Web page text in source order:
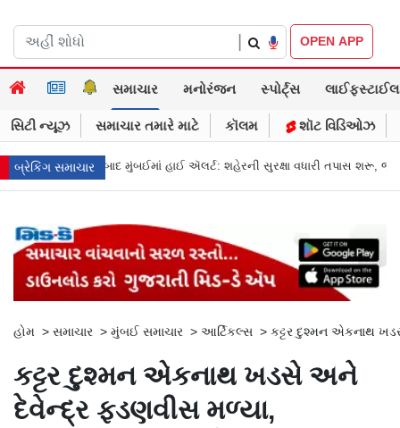
OPEN APP
સમાચાર મનોરંજન સ્પોર્ટ્સ લાઈફસ્ટાઈલ
સિટી ન્યૂઝ સમાચાર તમારે માટે કૉલમ શૉટ વિડિઓઝ
બ્રેકિંગ સમાચાર
ધમકી બાદ મુંબઈમાં હાઈ ઍલર્ટ: શહેરની સુરક્ષા વધારી તપાસ શરૂ, જુઓ તસવીરો
હોમ > સમાચાર > મુંબઈ સમાચાર > આર્ટિકલ્સ > કટ્ટર દુશ્મન એકનાથ
કટ્ટર દુશ્મન એકનાથ ખડસે અને
દેવેન્દ્ર ફડણવીસ મળ્યા,